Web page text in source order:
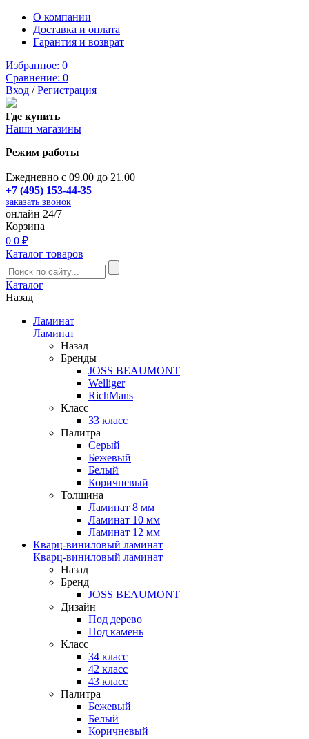
О компании
Доставка и оплата
Гарантия и возврат
Избранное: 0
Сравнение: 0
Вход /Регистрация
Где купить
Наши магазины
Режим работы
Ежедневно с 09.00 до 21.00
+7 (495) 153-44-35
заказать звонок
онлайн 24/7
Корзина
0 0 ₽
Каталог товаров
Каталог
Назад
Ламинат
Ламинат
Назад
Бренды
JOSS BEAUMONT
Welliger
RichMans
Класс
33 класс
Палитра
Серый
Бежевый
Белый
Коричневый
Толщина
Ламинат 8 мм
Ламинат 10 мм
Ламинат 12 мм
Кварц-виниловый ламинат
Кварц-виниловый ламинат
Назад
Бренд
JOSS BEAUMONT
Дизайн
Под дерево
Под камень
Класс
34 класс
42 класс
43 класс
Палитра
Бежевый
Белый
Коричневый